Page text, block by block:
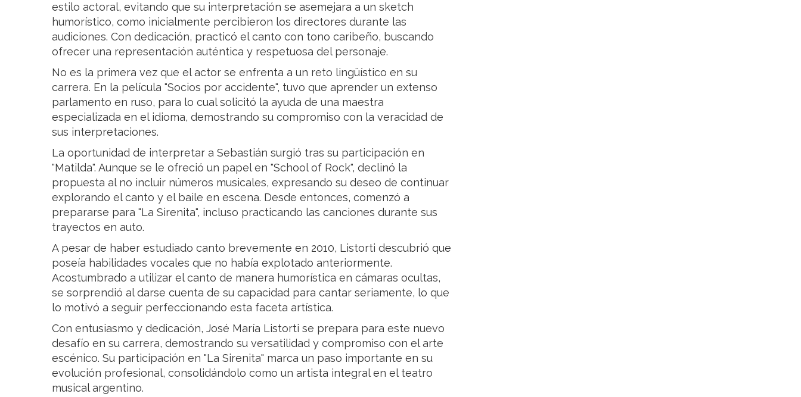
estilo actoral, evitando que su interpretación se asemejara a un sketch
humorístico, como inicialmente percibieron los directores durante las
audiciones. Con dedicación, practicó el canto con tono caribeño, buscando
ofrecer una representación auténtica y respetuosa del personaje.
No es la primera vez que el actor se enfrenta a un reto lingüístico en su
carrera. En la película "Socios por accidente", tuvo que aprender un extenso
parlamento en ruso, para lo cual solicitó la ayuda de una maestra
especializada en el idioma, demostrando su compromiso con la veracidad de
sus interpretaciones.
La oportunidad de interpretar a Sebastián surgió tras su participación en
"Matilda". Aunque se le ofreció un papel en "School of Rock", declinó la
propuesta al no incluir números musicales, expresando su deseo de continuar
explorando el canto y el baile en escena. Desde entonces, comenzó a
prepararse para "La Sirenita", incluso practicando las canciones durante sus
trayectos en auto.
A pesar de haber estudiado canto brevemente en 2010, Listorti descubrió que
poseía habilidades vocales que no había explotado anteriormente.
Acostumbrado a utilizar el canto de manera humorística en cámaras ocultas,
se sorprendió al darse cuenta de su capacidad para cantar seriamente, lo que
lo motivó a seguir perfeccionando esta faceta artística.
Con entusiasmo y dedicación, José María Listorti se prepara para este nuevo
desafío en su carrera, demostrando su versatilidad y compromiso con el arte
escénico. Su participación en "La Sirenita" marca un paso importante en su
evolución profesional, consolidándolo como un artista integral en el teatro
musical argentino.